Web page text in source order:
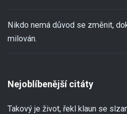
Nikdo nemá důvod se změnit,
milován.
Nejoblíbenější citáty
Takový je život, řekl klaun se